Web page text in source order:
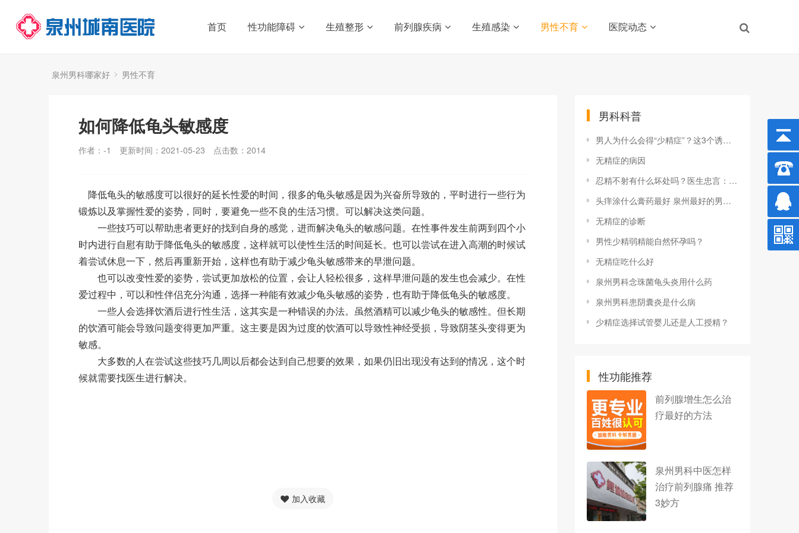
首页 性功能障碍 生殖整形 前列腺疾病 生殖感染 男性不育 医院动态
泉州男科哪家好 男性不育
如何降低龟头敏感度
作者：-1 更新时间：2021-05-23 点击数： 2014
降低龟头的敏感度可以很好的延长性爱的时间，很多的龟头敏感是因为兴奋所导致的，平时进行一些行为
锻炼以及掌握性爱的姿势，同时，要避免一些不良的生活习惯。可以解决这类问题。
一些技巧可以帮助患者更好的找到自身的感觉，进而解决龟头的敏感问题。在性事件发生前两到四个小
时内进行自慰有助于降低龟头的敏感度，这样就可以使性生活的时间延长。也可以尝试在进入高潮的时候试
着尝试休息一下，然后再重新开始，这样也有助于减少龟头敏感带来的早泄问题。
也可以改变性爱的姿势，尝试更加放松的位置，会让人轻松很多，这样早泄问题的发生也会减少。在性
爱过程中，可以和性伴侣充分沟通，选择一种能有效减少龟头敏感的姿势，也有助于降低龟头的敏感度。
一些人会选择饮酒后进行性生活，这其实是一种错误的办法。虽然酒精可以减少龟头的敏感性。但长期
的饮酒可能会导致问题变得更加严重。这主要是因为过度的饮酒可以导致性神经受损，导致阴茎头变得更为
敏感。
大多数的人在尝试这些技巧几周以后都会达到自己想要的效果，如果仍旧出现没有达到的情况，这个时
候就需要找医生进行解决。
加入收藏
男科科普
男人为什么会得“少精症”？这3个诱因，赶快一
无精症的病因
忍精不射有什么坏处吗？医生忠言：4个危害，对
头痒涂什么膏药最好 泉州最好的男科医院
无精症的诊断
男性少精弱精能自然怀孕吗？
无精症吃什么好
泉州男科念珠菌龟头炎用什么药
泉州男科患阴囊炎是什么病
少精症选择试管婴儿还是人工授精？
性功能推荐
前列腺增生怎么治
疗最好的方法
泉州男科中医怎样
治疗前列腺痛 推荐
3妙方